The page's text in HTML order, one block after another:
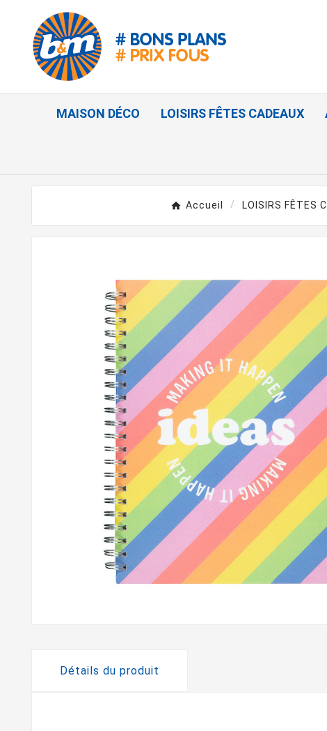
MAISON DÉCO LOISIRS FÊTES CADEAUX
Accueil LOISIRS FÊTES
Détails du produit